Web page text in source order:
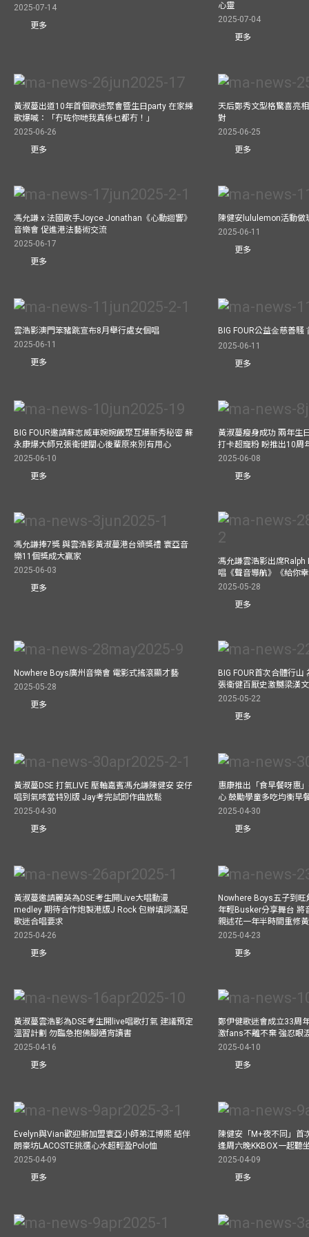
2025-07-14
更多
心靈
2025-07-04
更多
黃淑蔓出道10年首個歌迷聚會暨生日party 在家練
歌爆喊：「冇咗你哋我真係乜都冇！」
2025-06-26
更多
天后鄭秀文型格驚喜亮
對
2025-06-25
更多
馮允謙 x 法國歌手Joyce Jonathan《心動迴響》
音樂會 促進港法藝術交流
2025-06-17
更多
陳健安lululemon活動做
2025-06-11
更多
雲浩影澳門笨豬跳宣布8月舉行處女個唱
2025-06-11
更多
BIG FOUR公益⾦慈善
2025-06-11
更多
BIG FOUR邀請蘇志威車婉婉飯聚互爆新秀秘密 蘇
永康爆大師兄張衞健關心後輩原來別有用心
2025-06-10
更多
黃淑蔓瘦身成功 兩年生
打卡超寵粉 盼推出10周
2025-06-08
更多
馮允謙捧7獎 與雲浩影黃淑蔓港台頒獎禮 寰亞音
樂11個獎成大贏家
2025-06-03
更多
馮允謙雲浩影出席
唱《聲音導航》《給你
2025-05-28
更多
Nowhere Boys廣州音樂會 電影式搖滾顯才藝
2025-05-28
更多
BIG FOUR首次合體行
張衞健百厭史激嬲梁漢
2025-05-22
更多
黃淑蔓DSE 打氣LIVE 壓軸嘉賓馮允謙陳健安 安仔
唱到氣咳當特別版 Jay考完試即作曲放鬆
2025-04-30
更多
惠康推出「食早餐呀惠
心 鼓勵學童多吃均衡早
2025-04-30
更多
黃淑蔓邀請麗英為DSE考生開Live大唱動漫
medley 期待合作炮製港版J Rock 包辦填詞滿足
歌迷合唱要求
2025-04-26
更多
Nowhere Boys五子到
年輕Busker分享舞台 將
親述花一年半時間重修
2025-04-23
更多
黃淑蔓雲浩影為DSE考生開live唱歌打氣 建議預定
溫習計劃 勿臨急抱佛腳通宵讀書
2025-04-16
更多
鄭伊健歌迷會成立33周
激fans不離不棄 強忍眼
2025-04-10
更多
Evelyn與Vian歡迎新加盟寰亞小師弟江博熙 結伴
朗豪坊LACOSTE挑選心水超輕盈Polo恤
2025-04-09
更多
陳健安「M+夜不同」首
逢周六晚KKBOX一起聽
2025-04-09
更多